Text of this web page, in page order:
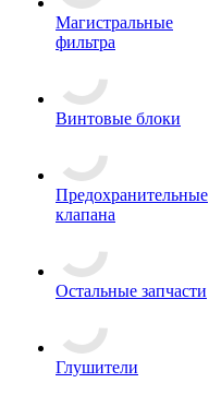
Магистральные
фильтра
Винтовые блоки
Предохранительные
клапана
Остальные запчасти
Глушители